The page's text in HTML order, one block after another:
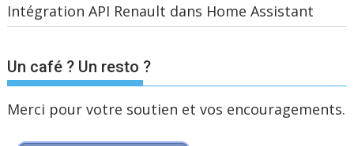
Intégration API Renault dans Home Assistant
Un café ? Un resto ?
Merci pour votre soutien et vos encouragements.